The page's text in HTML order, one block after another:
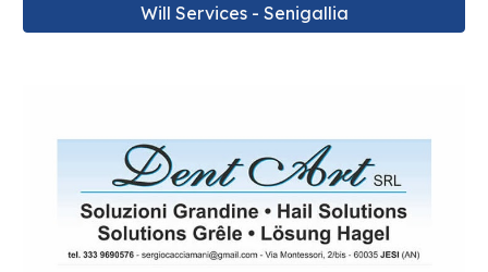
Will Services - Senigallia